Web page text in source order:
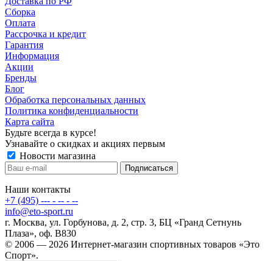
Сборка
Оплата
Рассрочка и кредит
Гарантия
Информация
Акции
Бренды
Блог
Обработка персональных данных
Политика конфиденциальности
Карта сайта
Будьте всегда в курсе!
Узнавайте о скидках и акциях первым
Новости магазина
Наши контакты
+7 (495) --- - -- - --
info@eto-sport.ru
г. Москва, ул. Горбунова, д. 2, стр. 3, БЦ «Гранд Сетнунь
Плаза», оф. В830
© 2006 — 2026 Интернет-магазин спортивных товаров «Это
Спорт».